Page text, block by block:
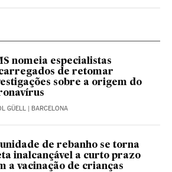
nomeia especialistas
de retomar
sobre a origem do
GÜELL | BARCELONA
de rebanho se torna
inalcançável a curto prazo
a vacinação de crianças